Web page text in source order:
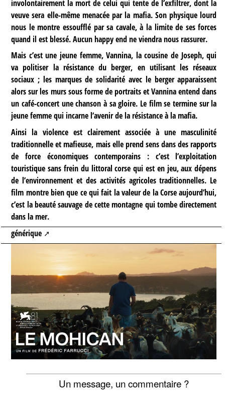
involontairement la mort de celui qui tente de l’exfiltrer, dont la
veuve sera elle-même menacée par la mafia. Son physique lourd
nous le montre essoufflé par sa cavale, à la limite de ses forces
quand il est blessé. Aucun happy end ne viendra nous rassurer.
Mais c’est une jeune femme, Vannina, la cousine de Joseph, qui
va politiser la résistance du berger, en utilisant les réseaux
sociaux ; les marques de solidarité avec le berger apparaissent
alors sur les murs sous forme de portraits et Vannina entend dans
un café-concert une chanson à sa gloire. Le film se termine sur la
jeune femme qui incarne l’avenir de la résistance à la mafia.
Ainsi la violence est clairement associée à une masculinité
traditionnelle et mafieuse, mais elle prend sens dans des rapports
de force économiques contemporains : c’est l’exploitation
touristique sans frein du littoral corse qui est en jeu, aux dépens
de l’environnement et des activités agricoles traditionnelles. Le
film montre bien que ce qui fait la valeur de la Corse aujourd’hui,
c’est la beauté sauvage de cette montagne qui tombe directement
dans la mer.
générique
Un message, un commentaire ?